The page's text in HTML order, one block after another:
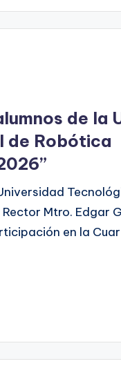
de la
de Robótica
Mtro. Edgar
en la